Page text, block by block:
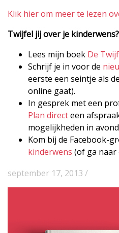
Klik hier om meer te lezen
Twijfel jij over je kinderwens?
Lees mijn boek De
Schrijf je in voor de
eerste een seintje als
online gaat).
In gesprek met een
Plan directeen
mogelijkheden in
Kom bij de Facebook-
kinderwens (of ga naar
september 17, 2013 /